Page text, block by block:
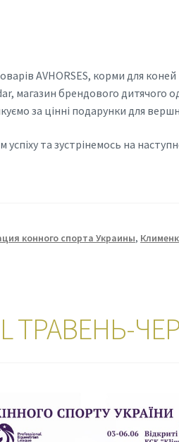
AVHORSES, корми для коней
магазин брендового дитячого
за цінні подарунки для
та зустрінемось на
конного спорта Украины,
ТРАВЕНЬ-